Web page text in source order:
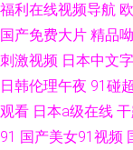
福利在线视频导航
国产免费大片 精品
刺激视频 日本中文
日韩伦理午夜 91碰
观看 日本a级在线
91 国产美女91视频